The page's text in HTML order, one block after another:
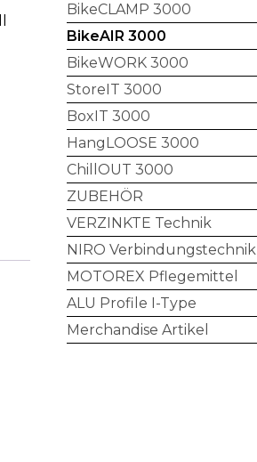
BikeCLAMP 3000
BikeAIR 3000
BikeWORK 3000
StoreIT 3000
BoxIT 3000
HangLOOSE 3000
ChillOUT 3000
ZUBEHÖR
VERZINKTE Technik
NIRO Verbindungstechnik
MOTOREX Pflegemittel
ALU Profile I-Type
Merchandise Artikel